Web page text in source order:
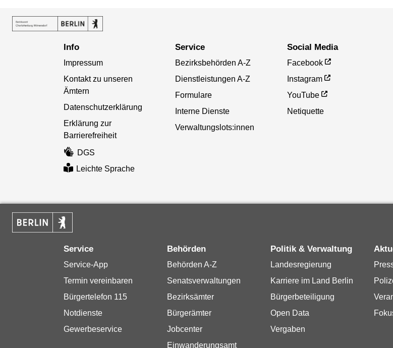
Info
Impressum
Kontakt zu unseren
Ämtern
Datenschutzerklärung
Erklärung zur
Barrierefreiheit
DGS
Leichte Sprache
Service
Bezirksbehörden A-Z
Dienstleistungen A-Z
Formulare
Interne Dienste
Verwaltungslots:innen
Social Media
Facebook
Instagram
YouTube
Netiquette
Service
Service-App
Termin vereinbaren
Bürgertelefon 115
Notdienste
Gewerbeservice
Behörden
Behörden A-Z
Senatsverwaltungen
Bezirksämter
Bürgerämter
Jobcenter
Einwanderungsamt
Politik & Verwaltung
Landesregierung
Karriere im Land Berlin
Bürgerbeteiligung
Open Data
Vergaben